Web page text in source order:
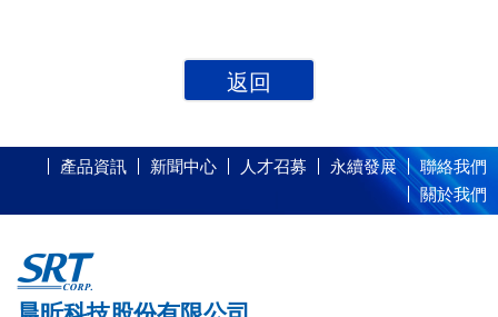
返回
聯絡我們
永續發展
人才召募
新聞中心
產品資訊
關於我們